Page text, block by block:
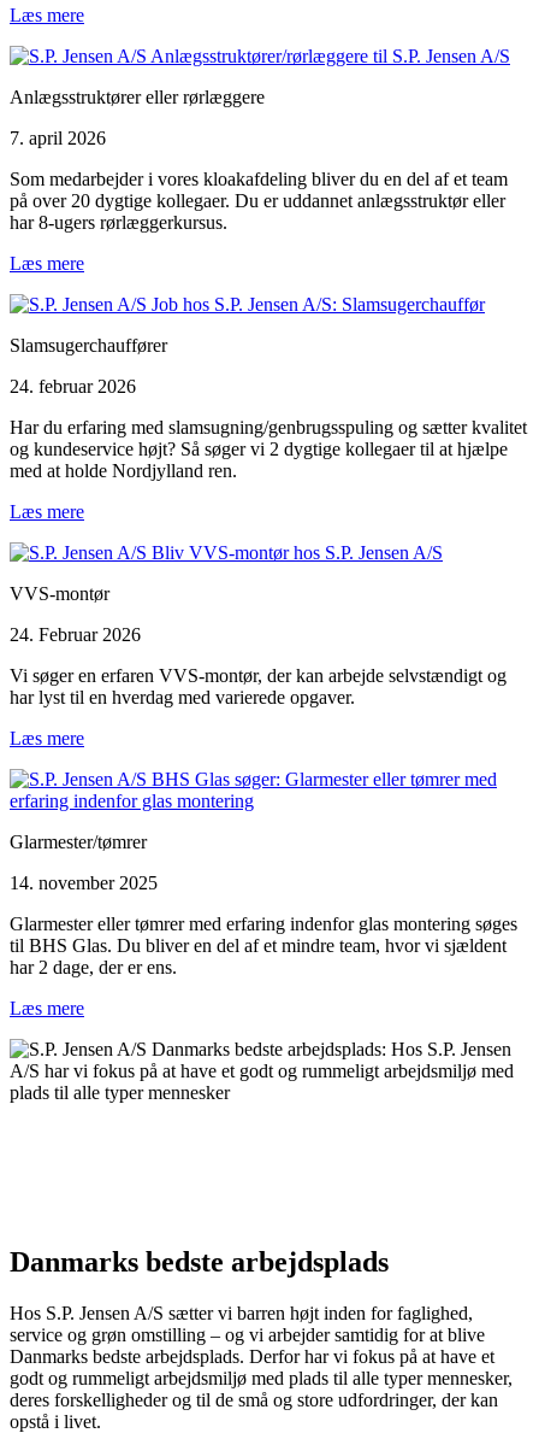
Læs mere
Anlægsstruktører eller rørlæggere
7. april 2026
Som medarbejder i vores kloakafdeling bliver du en del af et team
på over 20 dygtige kollegaer. Du er uddannet anlægsstruktør eller
har 8-ugers rørlæggerkursus.
Læs mere
Slamsugerchauffører
24. februar 2026
Har du erfaring med slamsugning/genbrugsspuling og sætter kvalitet
og kundeservice højt? Så søger vi 2 dygtige kollegaer til at hjælpe
med at holde Nordjylland ren.
Læs mere
VVS-montør
24. Februar 2026
Vi søger en erfaren VVS-montør, der kan arbejde selvstændigt og
har lyst til en hverdag med varierede opgaver.
Læs mere
Glarmester/tømrer
14. november 2025
Glarmester eller tømrer med erfaring indenfor glas montering søges
til BHS Glas. Du bliver en del af et mindre team, hvor vi sjældent
har 2 dage, der er ens.
Læs mere
Danmarks bedste arbejdsplads
Hos S.P. Jensen A/S sætter vi barren højt inden for faglighed,
service og grøn omstilling – og vi arbejder samtidig for at blive
Danmarks bedste arbejdsplads. Derfor har vi fokus på at have et
godt og rummeligt arbejdsmiljø med plads til alle typer mennesker,
deres forskelligheder og til de små og store udfordringer, der kan
opstå i livet.